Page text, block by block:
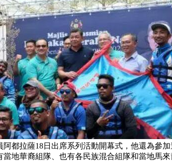
拉薩18日出席系列活動開幕式，他還為參加
地華裔組隊、也有各民族混合組隊和當地馬